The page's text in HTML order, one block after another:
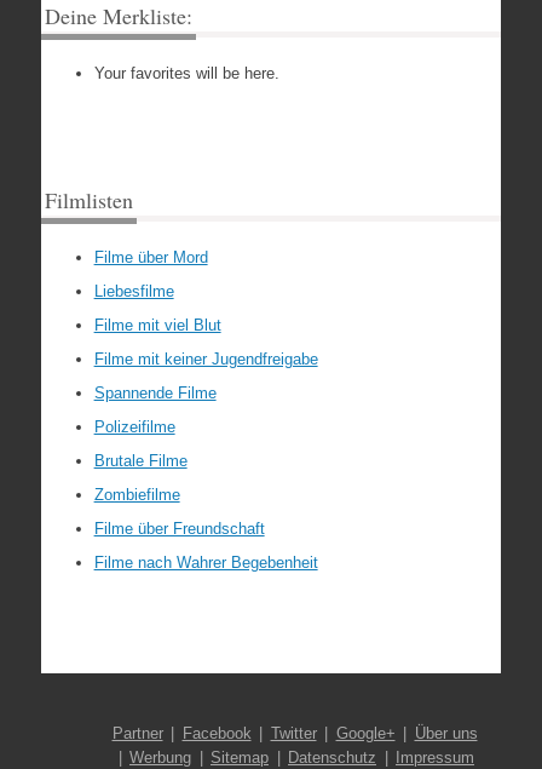
Deine Merkliste:
Your favorites will be here.
Filmlisten
Filme über Mord
Liebesfilme
Filme mit viel Blut
Filme mit keiner Jugendfreigabe
Spannende Filme
Polizeifilme
Brutale Filme
Zombiefilme
Filme über Freundschaft
Filme nach Wahrer Begebenheit
Partner Facebook Twitter Google+
Über uns
Werbung
Sitemap Datenschutz Impressum